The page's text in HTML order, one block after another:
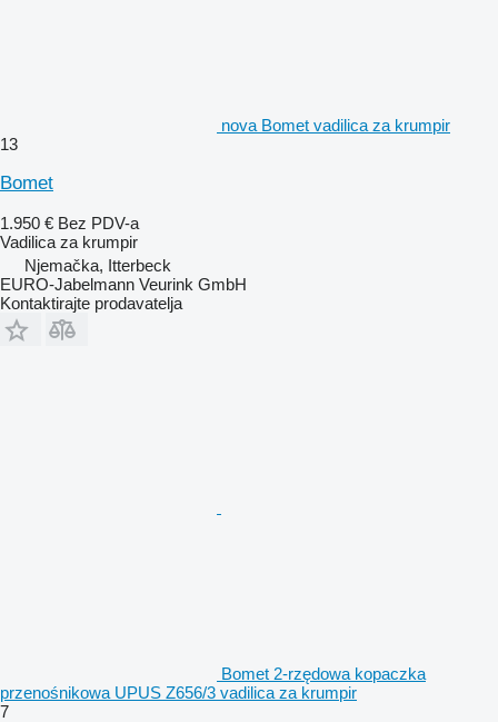
nova Bomet vadilica za krumpir
13
Bomet
1.950 € Bez PDV-a
Vadilica za krumpir
Njemačka, Itterbeck
EURO-Jabelmann Veurink GmbH
Kontaktirajte prodavatelja
Bomet 2-rzędowa kopaczka
przenośnikowa UPUS Z656/3 vadilica za krumpir
7